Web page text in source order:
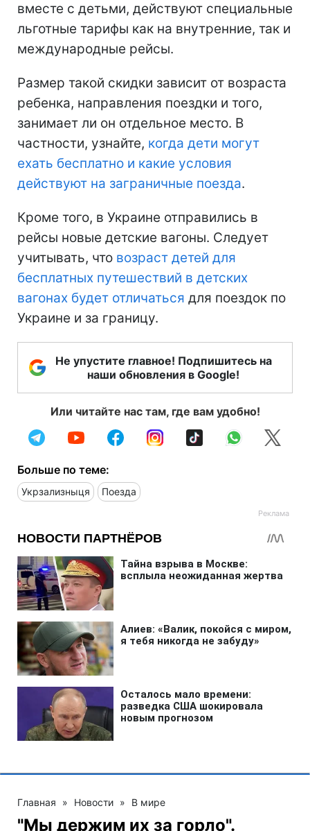
вместе с детьми, действуют специальные
льготные тарифы как на внутренние, так и
международные рейсы.
Размер такой скидки зависит от возраста
ребенка, направления поездки и того,
занимает ли он отдельное место. В
частности, узнайте, когда дети могут
ехать бесплатно и какие условия
действуют на заграничные поезда.
Кроме того, в Украине отправились в
рейсы новые детские вагоны. Следует
учитывать, что возраст детей для
бесплатных путешествий в детских
вагонах будет отличаться для поездок по
Украине и за границу.
Не упустите главное! Подпишитесь на
наши обновления в Google!
Или читайте нас там, где вам удобно!
Больше по теме:
Укрзализныця Поезда
Главная » Новости » В мире
"Мы держим их за горло".